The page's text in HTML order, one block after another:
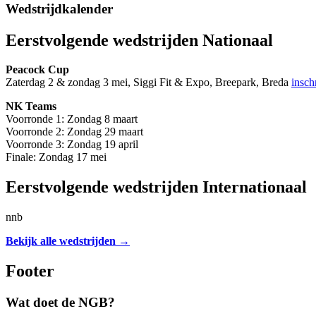
Wedstrijdkalender
Eerstvolgende wedstrijden Nationaal
Peacock Cup
Zaterdag 2 & zondag 3 mei, Siggi Fit & Expo, Breepark, Breda
NK Teams
Voorronde 1: Zondag 8 maart
Voorronde 2: Zondag 29 maart
Voorronde 3: Zondag 19 april
Finale: Zondag 17 mei
Eerstvolgende wedstrijden Internationaal
nnb
Bekijk alle wedstrijden →
Footer
Wat doet de NGB?